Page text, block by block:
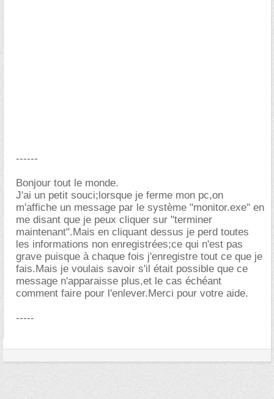
------
Bonjour tout le monde.
J'ai un petit souci;lorsque je ferme mon pc,on
m'affiche un message par le système "monitor.exe" en
me disant que je peux cliquer sur "terminer
maintenant".Mais en cliquant dessus je perd toutes
les informations non enregistrées;ce qui n'est pas
grave puisque à chaque fois j'enregistre tout ce que je
fais.Mais je voulais savoir s'il était possible que ce
message n'apparaisse plus,et le cas échéant
comment faire pour l'enlever.Merci pour votre aide.
-----